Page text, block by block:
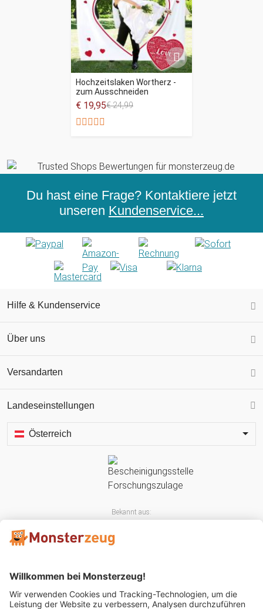
Hochzeitslaken Wortherz -
zum Ausschneiden
€ 19,95€ 24,99
Du hast eine Frage? Kontaktiere jetzt
unseren Kundenservice...
Hilfe & Kundenservice
Über uns
Versandarten
Landeseinstellungen
Österreich
Bekannt aus: